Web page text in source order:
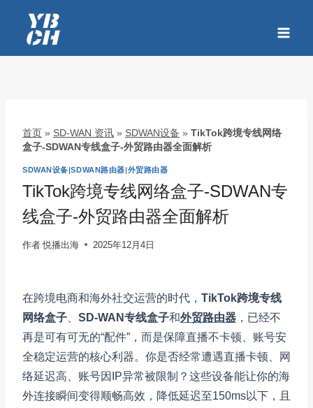
容
首页 » SD-WAN 资讯 » SDWAN设备 » TikTok跨境专线网络
盒子-SDWAN专线盒子-外贸路由器全面解析
SDWAN设备|SDWAN路由器|外贸路由器
TikTok跨境专线网络盒子-SDWAN专
线盒子-外贸路由器全面解析
作者 悦播出海 2025年12月4日
在跨境电商和海外社交运营的时代， TikTok跨境专线
网络盒子
SD-WAN专线盒子和外贸路由器 ，已经不
再是可有可无的“配件”，而是保障直播不卡顿、账号安
全稳定运营的核心利器。你是否经常遭遇直播卡顿、网
络延迟高、账号因IP异常被限制？这些设备能让你的海
外连接瞬间变得顺畅高效，降低延迟至150ms以下，且